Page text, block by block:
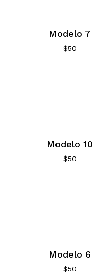
Modelo 7
$50
Modelo 10
$50
Modelo 6
$50